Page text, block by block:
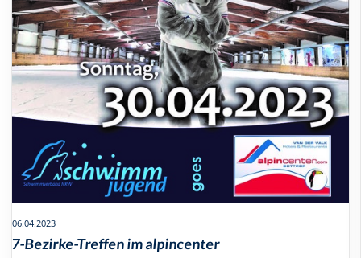
06.04.2023
7-Bezirke-Treffen im alpincenter